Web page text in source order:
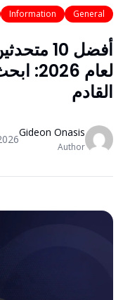
General
Information
أفضل 10
لعام
القادم
Gideon Onasis
Author